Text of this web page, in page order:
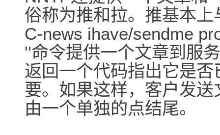
俗称为推和拉。推基本上
C-news ihave/sendme
''命令提供一个文章到服
返回一个代码指出它是
要。如果这样，客户发
由一个单独的点结尾。